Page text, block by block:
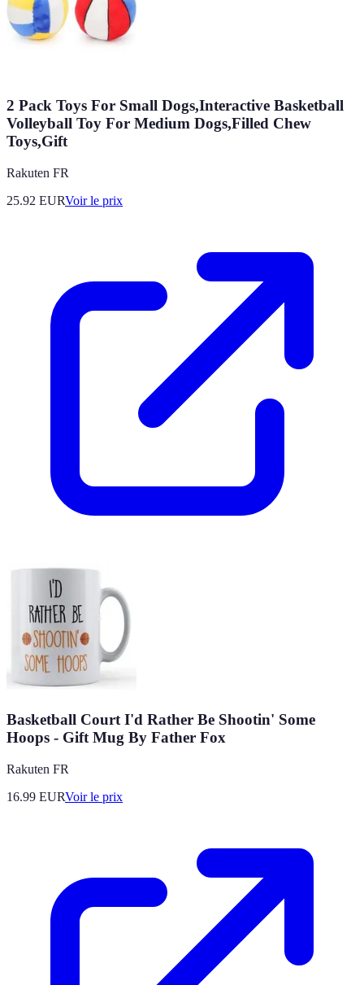
2 Pack Toys For Small Dogs,Interactive Basketball
Volleyball Toy For Medium Dogs,Filled Chew
Toys,Gift
Rakuten FR
25.92 EURVoir le prix
Basketball Court I'd Rather Be Shootin' Some
Hoops - Gift Mug By Father Fox
Rakuten FR
16.99 EURVoir le prix